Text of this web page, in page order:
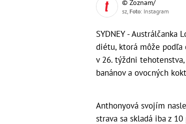
© Zoznam/
sz, Foto: Instagram
SYDNEY -
diétu, ktorá môže podľa
v 26. týždni
banánov a ovocných
Anthonyová svojím
strava sa skladá iba z